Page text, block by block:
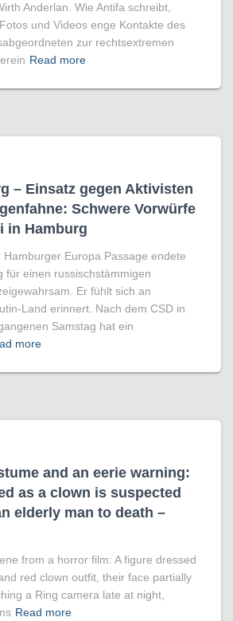
Anderlan. Wie Antifa schreibt,
und Videos enge Kontakte des
zur rechtsextremen
Read more
– Einsatz gegen Aktivisten
Schwere Vorwürfe
in Hamburg
Hamburger Europa Passage endete
für einen russischstämmigen
Er fühlt sich an
Land erinnert. Nach dem CSD in
Samstag hat ein
more
and an eerie warning:
as a clown is suspected
elderly man to death –
from a horror film: A figure dressed
red clown outfit, their face partially
a Ring camera late at night,
Read more